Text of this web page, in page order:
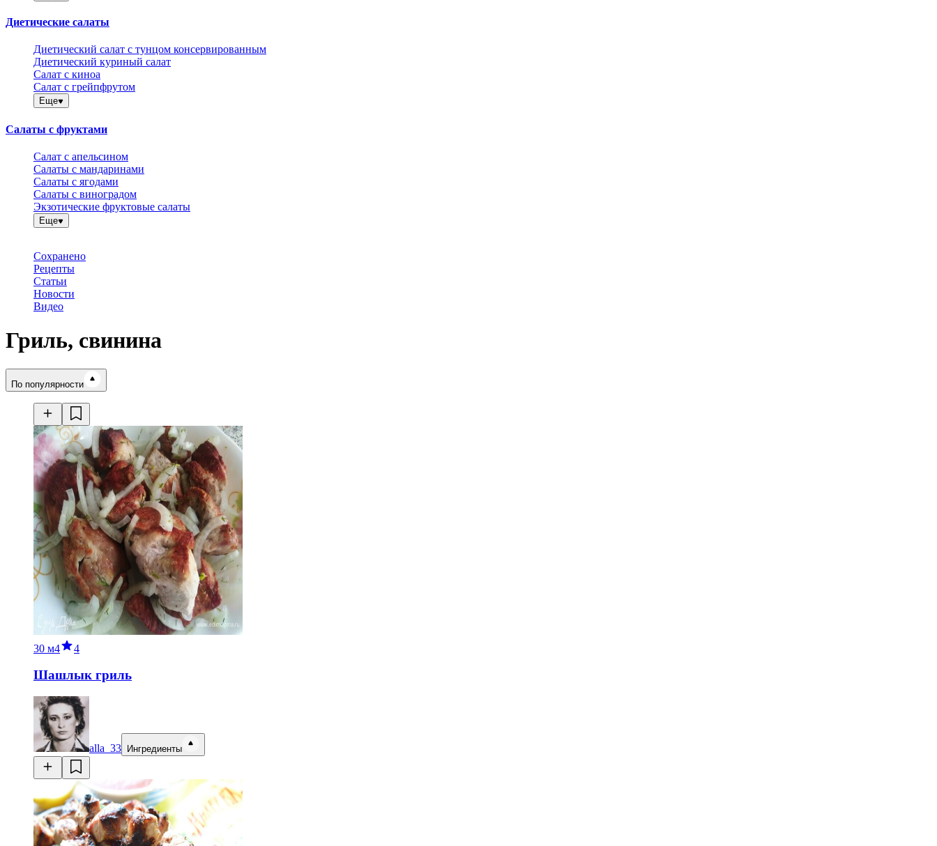
Диетические салаты
Диетический салат с тунцом консервированным
Диетический куриный салат
Салат с киноа
Салат с грейпфрутом
Еще
Салаты с фруктами
Салат с апельсином
Салаты с мандаринами
Салаты с ягодами
Салаты с виноградом
Экзотические фруктовые салаты
Еще
Сохранено
Рецепты
Статьи
Новости
Видео
Гриль, свинина
Время готовки
По популярности
30 м4 4
Шашлык гриль
alla_33 Ингредиенты